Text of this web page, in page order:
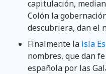
capitulación,
Colón la
descubriera, dan el
Finalmente la isla
nombres, que dan
española por las